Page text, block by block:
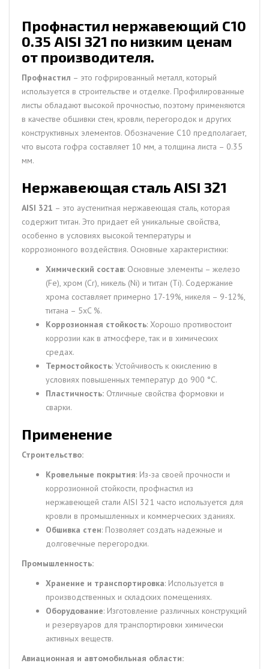
Профнастил нержавеющий С10
0.35 AISI 321 по низким ценам
от производителя.
Профнастил – это гофрированный металл, который
используется в строительстве и отделке. Профилированные
листы обладают высокой прочностью, поэтому применяются
в качестве обшивки стен, кровли, перегородок и других
конструктивных элементов. Обозначение С10 предполагает,
что высота гофра составляет 10 мм, а толщина листа – 0.35
мм.
Нержавеющая сталь AISI 321
AISI 321 – это аустенитная нержавеющая сталь, которая
содержит титан. Это придает ей уникальные свойства,
особенно в условиях высокой температуры и
коррозионного воздействия. Основные характеристики:
Химический состав: Основные элементы – железо
(Fe), хром (Cr), никель (Ni) и титан (Ti). Содержание
хрома составляет примерно 17-19%, никеля – 9-12%,
титана – 5xC %.
Коррозионная стойкость: Хорошо противостоит
коррозии как в атмосфере, так и в химических
средах.
Термостойкость: Устойчивость к окислению в
условиях повышенных температур до 900 °C.
Пластичность: Отличные свойства формовки и
сварки.
Применение
Строительство:
Кровельные покрытия: Из-за своей прочности и
коррозионной стойкости, профнастил из
нержавеющей стали AISI 321 часто используется для
кровли в промышленных и коммерческих зданиях.
Обшивка стен: Позволяет создать надежные и
долговечные перегородки.
Промышленность:
Хранение и транспортировка: Используется в
производственных и складских помещениях.
Оборудование: Изготовление различных конструкций
и резервуаров для транспортировки химически
активных веществ.
Авиационная и автомобильная области: